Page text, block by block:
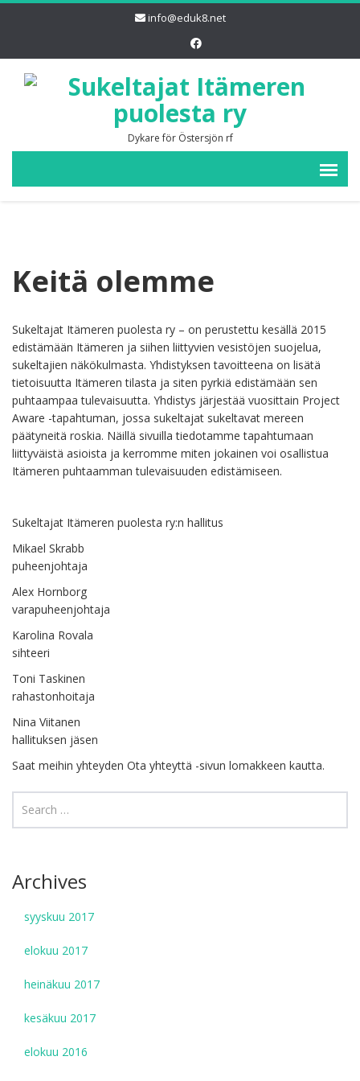
info@eduk8.net
Dykare för Östersjön rf
Keitä olemme
Sukeltajat Itämeren puolesta ry – on perustettu kesällä 2015
edistämään Itämeren ja siihen liittyvien vesistöjen suojelua,
sukeltajien näkökulmasta. Yhdistyksen tavoitteena on lisätä
tietoisuutta Itämeren tilasta ja siten pyrkiä edistämään sen
puhtaampaa tulevaisuutta. Yhdistys järjestää vuosittain Project
Aware -tapahtuman, jossa sukeltajat sukeltavat mereen
päätyneitä roskia. Näillä sivuilla tiedotamme tapahtumaan
liittyväistä asioista ja kerromme miten jokainen voi osallistua
Itämeren puhtaamman tulevaisuuden edistämiseen.
Sukeltajat Itämeren puolesta ry:n hallitus
Mikael Skrabb
puheenjohtaja
Alex Hornborg
varapuheenjohtaja
Karolina Rovala
sihteeri
Toni Taskinen
rahastonhoitaja
Nina Viitanen
hallituksen jäsen
Saat meihin yhteyden Ota yhteyttä -sivun lomakkeen kautta.
Archives
syyskuu 2017
elokuu 2017
heinäkuu 2017
kesäkuu 2017
elokuu 2016